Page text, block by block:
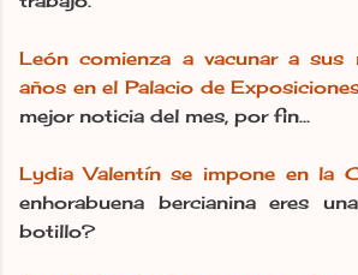
León comienza a vacunar a
años en el Palacio de
mejor noticia del mes, por fin...
Lydia Valentín se impone en la
enhorabuena bercianina eres
botillo?